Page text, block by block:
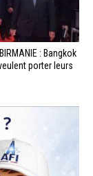
: Bangkok
porter leurs